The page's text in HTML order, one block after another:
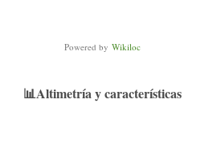
Powered by Wikiloc
📊Altimetría y características